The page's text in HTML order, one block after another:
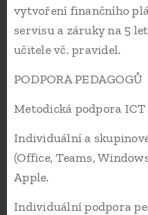
vytvoření finančního
servisu a záruky na 5
učitele vč. pravidel.
PODPORA PEDAGOGŮ
Metodická podpora ICT
Individuální a
(Office, Teams,
Apple.
Individuální podpora